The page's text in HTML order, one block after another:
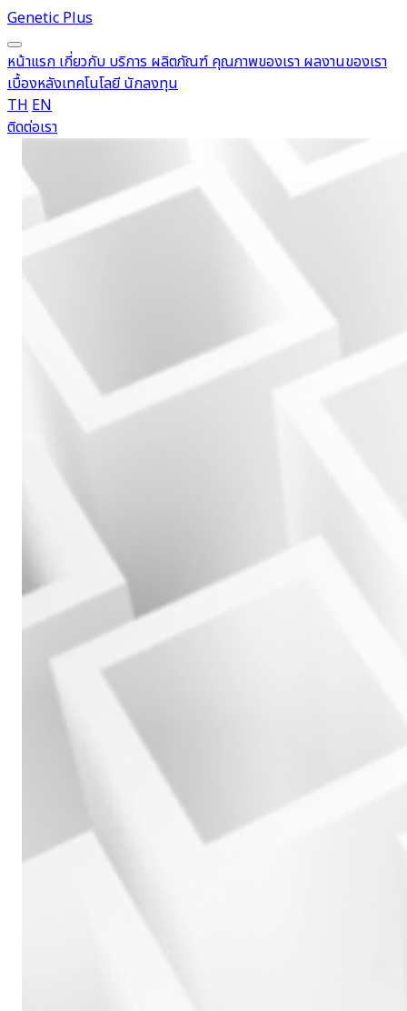
Genetic Plus
หน้าแรกเกี่ยวกับบริการผลิตภัณฑ์คุณภาพของเราผลงานของเรา
เบื้องหลังเทคโนโลยีนักลงทุน
THEN
ติดต่อเรา